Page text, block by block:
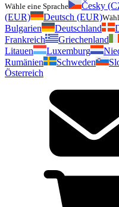
Wähle eine Sprache Česky
(EUR)
Deutsch (EUR)
Bulgarien
Deutschland
Frankreich
Griechenland
Litauen
Luxemburg
Rumänien
Schweden
Österreich